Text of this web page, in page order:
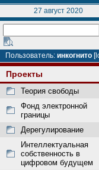
27 август 2020
Пользователь: инкогнито
Проекты
Теория свободы
Фонд электронной
границы
Дерегулирование
Интеллектуальная
собственность в
цифровом будущем